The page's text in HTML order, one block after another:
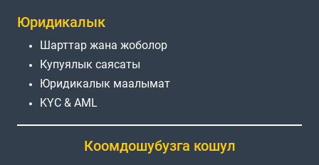
Юридикалык
Шарттар жана жоболор
Купуялык саясаты
Юридикалык маалымат
KYC & AML
Коомдошубузга кошул